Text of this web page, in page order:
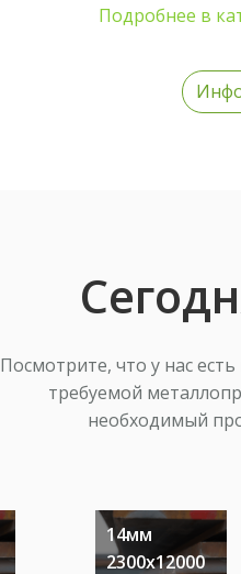
Подробнее в
Посмотрите, что у нас
требуемой
необходимый
14мм
2300х12000